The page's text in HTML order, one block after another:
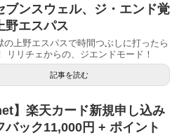
ンスウェル、ジ・エンド覚
エスパス
の上野エスパスで時間つぶしに打ったら
リリチェからの、ジエンドモード！
記事を読む
】楽天カード新規申し込み
バック11,000円 + ポイント